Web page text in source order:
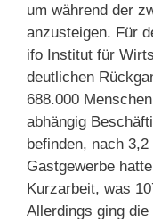
um während der
anzusteigen. Für
ifo Institut für
deutlichen
688.000
abhängig
befinden, nach
Gastgewerbe
Kurzarbeit, was
Allerdings ging